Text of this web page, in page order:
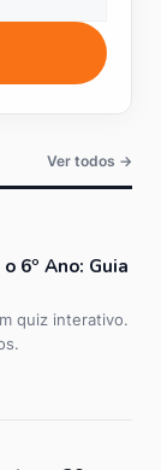
Ver todos →
6º Ano: Guia
quiz interativo.